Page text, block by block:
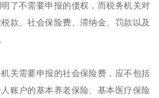
了不需要申报的债权，而税务机关对
款、社会保险费、滞纳金、罚款以及
机关需要申报的社会保险费，应不包括
账户的基本养老保险、基本医疗保险